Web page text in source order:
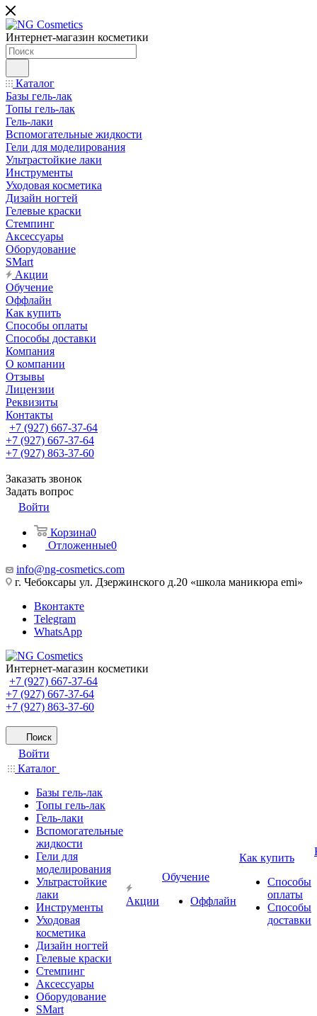
Интернет-магазин косметики
Каталог
Базы гель-лак
Топы гель-лак
Гель-лаки
Вспомогательные жидкости
Гели для моделирования
Ультрастойкие лаки
Инструменты
Уходовая косметика
Дизайн ногтей
Гелевые краски
Стемпинг
Аксессуары
Оборудование
SMart
Акции
Обучение
Оффлайн
Как купить
Способы оплаты
Способы доставки
Компания
О компании
Отзывы
Лицензии
Реквизиты
Контакты
+7 (927) 667-37-64
+7 (927) 667-37-64
+7 (927) 863-37-60
Заказать звонок
Задать вопрос
Войти
Корзина0
Отложенные0
info@ng-cosmetics.com
г. Чебоксары ул. Дзержинского д.20 «школа маникюра emi»
Вконтакте
Telegram
WhatsApp
Интернет-магазин косметики
+7 (927) 667-37-64
+7 (927) 667-37-64
+7 (927) 863-37-60
Поиск
Войти
Каталог
Базы гель-лак
Топы гель-лак
Гель-лаки
Вспомогательные
жидкости
Гели для
моделирования
Ультрастойкие
лаки
Инструменты
Уходовая
косметика
Дизайн ногтей
Гелевые краски
Стемпинг
Аксессуары
Оборудование
SMart
Акции
Обучение
Оффлайн
Как купить
Способы
оплаты
Способы
доставки